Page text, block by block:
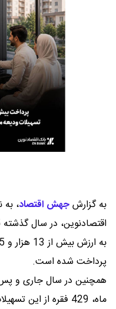
به گزارشجهش اقتصاد، به
پرداخت شده است.
همچنین در سال جاری و پس